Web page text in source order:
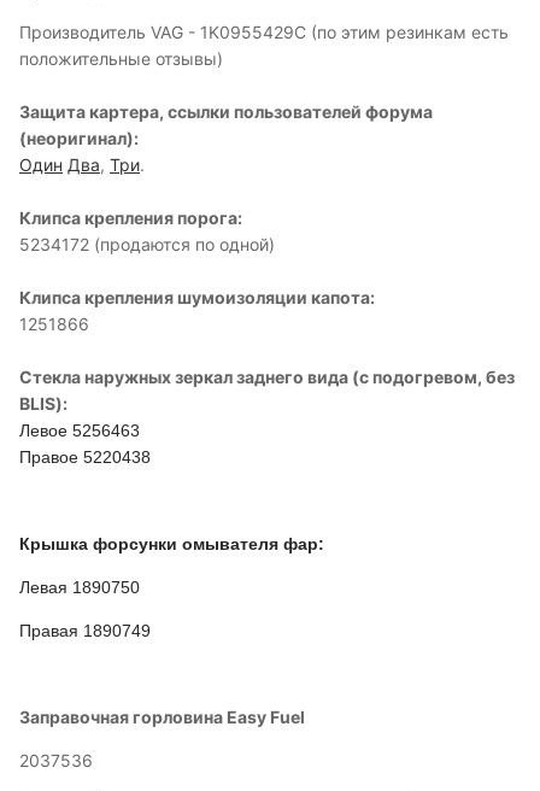
Производитель VAG - 1K0955429C (по этим резинкам есть
положительные отзывы)
Защита картера, ссылки пользователей форума
(неоригинал):
Один Два, Три.
Клипса крепления порога:
5234172 (продаются по одной)
Клипса крепления шумоизоляции капота:
1251866
Стекла наружных зеркал заднего вида (с подогревом, без
BLIS):
Левое 5256463
Правое 5220438
Крышка форсунки омывателя фар:
Левая 1890750
Правая 1890749
Заправочная горловина Easy Fuel
2037536